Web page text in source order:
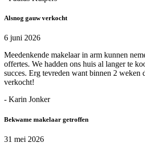
Alsnog gauw verkocht
6 juni 2026
Meedenkende makelaar in arm kunnen
offertes. We hadden ons huis al langer te
succes. Erg tevreden want binnen 2 weken
verkocht!
- Karin Jonker
Bekwame makelaar getroffen
31 mei 2026